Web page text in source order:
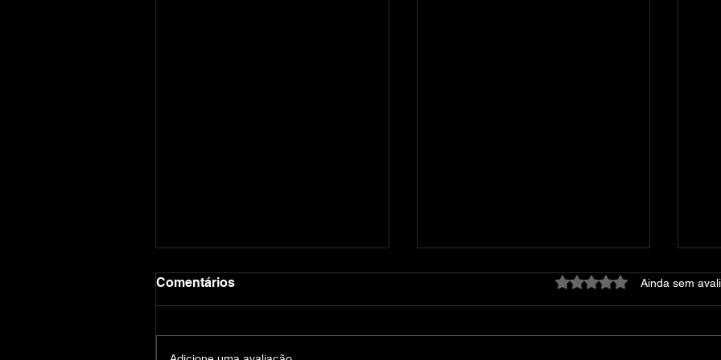
Comentários Avaliado com 0 de 5
Ainda sem